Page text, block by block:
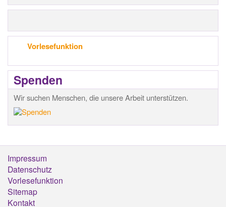
Vorlesefunktion
Spenden
Wir suchen Menschen, die unsere Arbeit unterstützen.
Footermenü
Impressum
Datenschutz
Vorlesefunktion
Sitemap
Kontakt